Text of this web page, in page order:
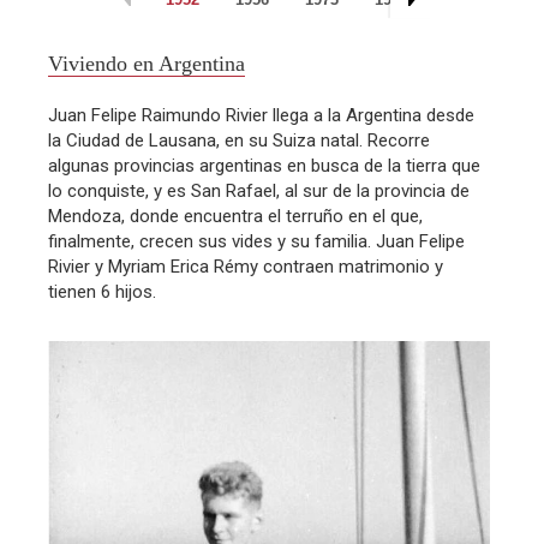
Viviendo en Argentina
Juan Felipe Raimundo Rivier llega a la Argentina desde
la Ciudad de Lausana, en su Suiza natal. Recorre
algunas provincias argentinas en busca de la tierra que
lo conquiste, y es San Rafael, al sur de la provincia de
Mendoza, donde encuentra el terruño en el que,
finalmente, crecen sus vides y su familia. Juan Felipe
Rivier y Myriam Erica Rémy contraen matrimonio y
tienen 6 hijos.